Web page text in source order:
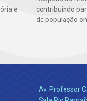
e
contribuindo
da população
Av. Professor